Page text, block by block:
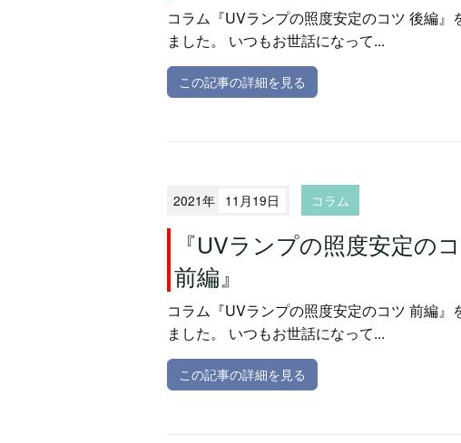
コラム『UVランプの照度安定のコツ 後編』
ました。 いつもお世話になって...
この記事の詳細を見る
2021年 11月19日 コラム
『UVランプの照度安定の
前編』
コラム『UVランプの照度安定のコツ 前編』
ました。 いつもお世話になって...
この記事の詳細を見る